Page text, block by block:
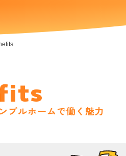
プルホームで働く魅力